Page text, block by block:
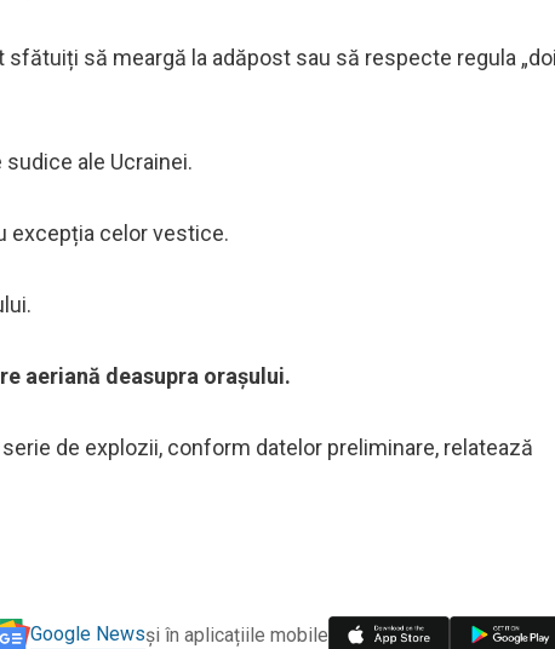
să meargă la adăpost sau să respecte regula „doi
ale Ucrainei.
excepția celor vestice.
aeriană deasupra orașului.
de explozii, conform datelor preliminare, relatează
Google Newsși în aplicațiile mobile